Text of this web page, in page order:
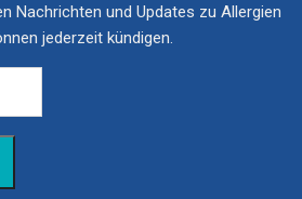
Nachrichten und Updates zu Allergien
jederzeit kündigen.